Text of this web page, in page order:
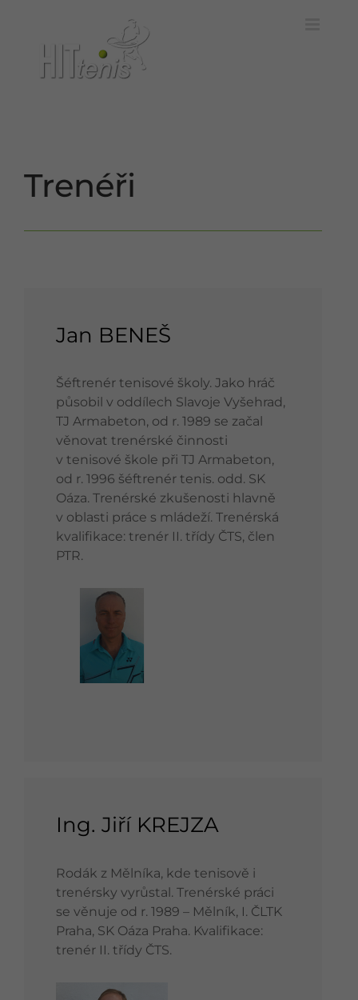
content
Trenéři
Jan BENEŠ
Šéftrenér tenisové školy. Jako hráč
působil v oddílech Slavoje Vyšehrad,
TJ Armabeton, od r. 1989 se začal
věnovat trenérské činnosti
v tenisové škole při TJ Armabeton,
od r. 1996 šéftrenér tenis. odd. SK
Oáza. Trenérské zkušenosti hlavně
v oblasti práce s mládeží. Trenérská
kvalifikace: trenér II. třídy ČTS, člen
PTR.
Ing. Jiří KREJZA
Rodák z Mělníka, kde tenisově i
trenérsky vyrůstal. Trenérské práci
se věnuje od r. 1989 – Mělník, I. ČLTK
Praha, SK Oáza Praha. Kvalifikace:
trenér II. třídy ČTS.